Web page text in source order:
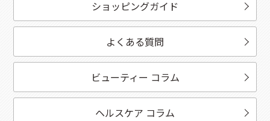
ショッピングガイド
よくある質問
ビューティー コラム
ヘルスケア コラム